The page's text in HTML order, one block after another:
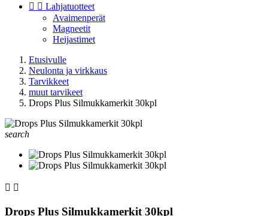
  Lahjatuotteet
Avaimenperät
Magneetit
Heijastimet
Etusivulle
Neulonta ja virkkaus
Tarvikkeet
muut tarvikeet
Drops Plus Silmukkamerkit 30kpl
search
 
Drops Plus Silmukkamerkit 30kpl